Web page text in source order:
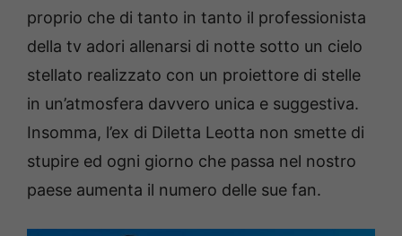
proprio che di tanto in tanto il professionista
della tv adori allenarsi di notte sotto un cielo
stellato realizzato con un proiettore di stelle
in un’atmosfera davvero unica e suggestiva.
Insomma, l’ex di Diletta Leotta non smette di
stupire ed ogni giorno che passa nel nostro
paese aumenta il numero delle sue fan.